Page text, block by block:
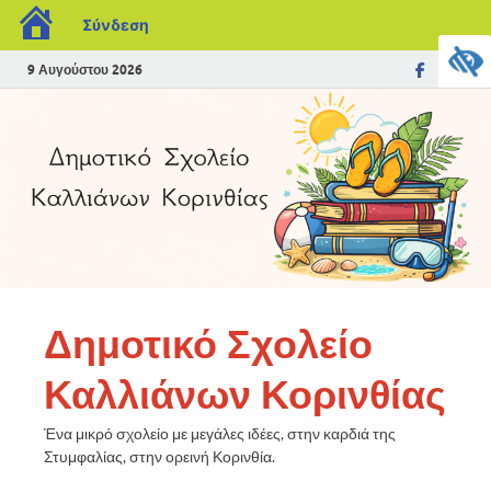
Σύνδεση
9 Αυγούστου 2026
Δημοτικό Σχολείο
Καλλιάνων Κορινθίας
Ένα μικρό σχολείο με μεγάλες ιδέες, στην καρδιά της
Στυμφαλίας, στην ορεινή Κορινθία.